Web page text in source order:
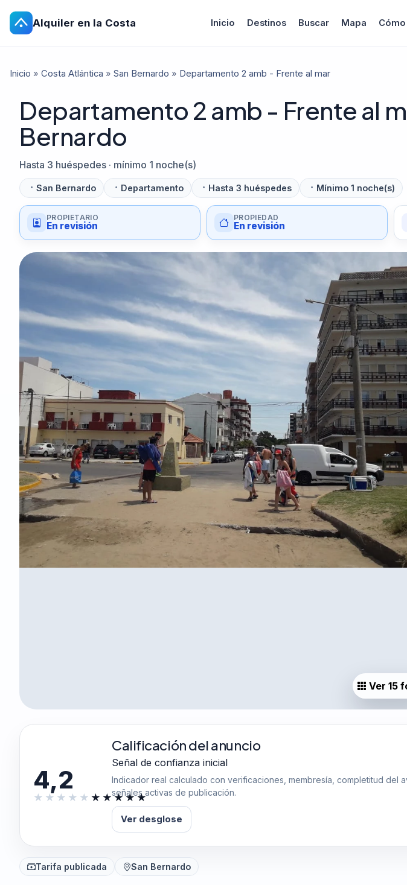
Alquiler en la Costa Inicio Destinos Buscar Mapa
Inicio » Costa Atlántica » San Bernardo » Departamento 2 amb - Frente al mar
Departamento 2 amb - Frente al
Bernardo
Hasta 3 huéspedes · mínimo 1 noche(s)
San Bernardo Departamento Hasta 3 huéspedes Mínimo 1 noche(s)
PROPIETARIO
En revisión
PROPIEDAD
En revisión
Ver 15
4,2
Calificación del anuncio
Señal de confianza inicial
Indicador real calculado con verificaciones, membresía, completitud del
señales activas de publicación.
Ver desglose
Tarifa publicada San Bernardo